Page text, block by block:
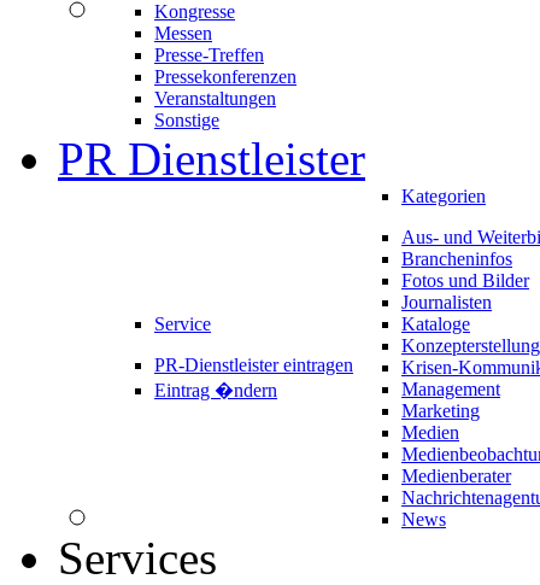
Kongresse
Messen
Presse-Treffen
Pressekonferenzen
Veranstaltungen
Sonstige
PR Dienstleister
Service
PR-Dienstleister eintragen
Eintrag �ndern
Kategorien
Aus- und
Brancheninfos
Fotos und Bilder
Journalisten
Kataloge
Konzepterstellung
Krisen-
Management
Marketing
Medien
Medienberater
News
Services